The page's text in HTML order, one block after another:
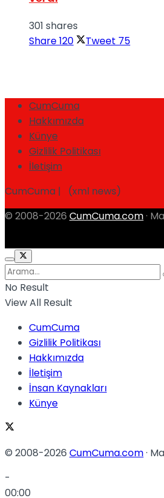
301 shares
Share120 Tweet 75
CumCuma
Hakkımızda
Künye
Gizlilik Politikası
İletişim
CumCuma | (xml news)
© 2008-2026 CumCuma.com ·
No Result
View All Result
CumCuma
Gizlilik Politikası
Hakkımızda
İletişim
İnsan Kaynakları
Künye
© 2008-2026 CumCuma.com·
-
00:00